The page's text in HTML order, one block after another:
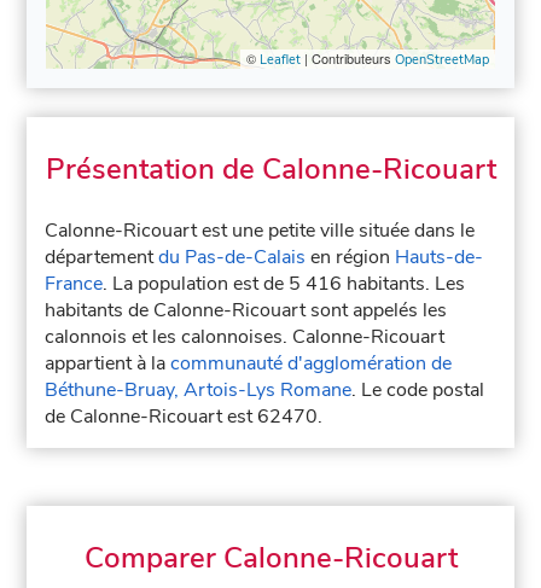
© Leaflet| Contributeurs OpenStreetMap
Présentation de Calonne-Ricouart
Calonne-Ricouart est une petite ville située dans le
départementdu Pas-de-Calais en région Hauts-de-
France. La population est de 5 416 habitants. Les
habitants de Calonne-Ricouart sont appelés les
calonnois et les calonnoises. Calonne-Ricouart
appartient à lacommunauté d'agglomération de
Béthune-Bruay, Artois-Lys Romane. Le code postal
de Calonne-Ricouart est 62470.
Comparer Calonne-Ricouart